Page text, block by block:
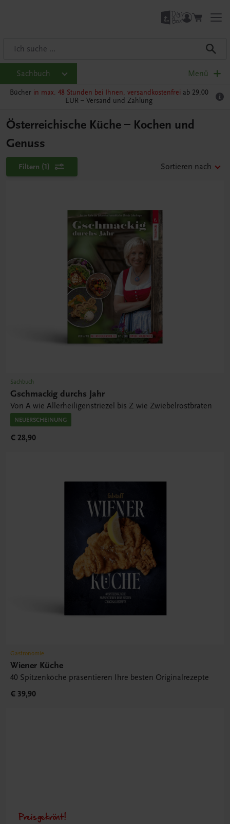
Sachbuch Menü
Bücher in max. 48 Stunden bei Ihnen, versandkostenfrei ab 29,00
EUR – Versand und Zahlung
Österreichische Küche – Kochen und
Genuss
Filtern (1) Sortieren nach
Sachbuch
Gschmackig durchs Jahr
Von A wie Allerheiligenstriezel bis Z wie Zwiebelrostbraten
NEUERSCHEINUNG
€ 28,90
Gastronomie
Wiener Küche
40 Spitzenköche präsentieren Ihre besten Originalrezepte
€ 39,90
Preisgekrönt!